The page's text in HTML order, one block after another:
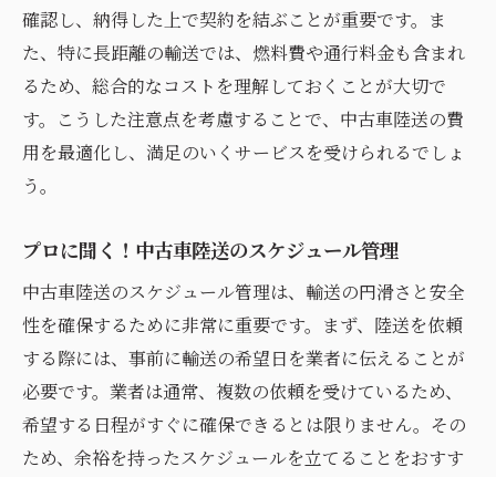
出発前のチェックリストの重要性
トラブル発生時の迅速な対応策
プロのアドバイスを活かしたリスク管理
プロが教える中古車陸送の安心テクニック
輸送のプロが推奨する安全確認方法
中古車陸送のスムーズな進行を助けるヒン
トラブルを未然に防ぐための事前準備
信頼できる業者選びで安心を確保
輸送中のストレスを軽減するポイント
中古車陸送サービスの長所と短所を徹底解説
中古車陸送のメリットを最大限活用する方
確認し、納得した上で契約を結ぶことが重要です。ま
た、特に長距離の輸送では、燃料費や通行料金も含まれ
るため、総合的なコストを理解しておくことが大切で
す。こうした注意点を考慮することで、中古車陸送の費
用を最適化し、満足のいくサービスを受けられるでしょ
う。
プロに聞く！中古車陸送のスケジュール管理
中古車陸送のスケジュール管理は、輸送の円滑さと安全
性を確保するために非常に重要です。まず、陸送を依頼
する際には、事前に輸送の希望日を業者に伝えることが
必要です。業者は通常、複数の依頼を受けているため、
希望する日程がすぐに確保できるとは限りません。その
ため、余裕を持ったスケジュールを立てることをおすす